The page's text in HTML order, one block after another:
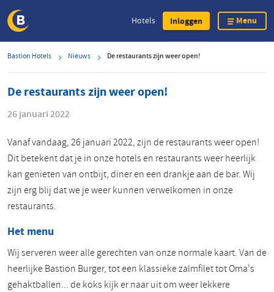
de
inhoud
Hotels Inloggen Menu
Bastion Hotels Nieuws De restaurants zijn weer open!
De restaurants zijn weer open!
26 januari 2022
Vanaf vandaag, 26 januari 2022, zijn de restaurants weer open!
Dit betekent dat je in onze hotels en restaurants weer heerlijk
kan genieten van ontbijt, diner en een drankje aan de bar. Wij
zijn erg blij dat we je weer kunnen verwelkomen in onze
restaurants.
Het menu
Wij serveren weer alle gerechten van onze normale kaart. Van de
heerlijke Bastion Burger, tot een klassieke zalmfilet tot Oma's
gehaktballen... de koks kijk er naar uit om weer lekkere